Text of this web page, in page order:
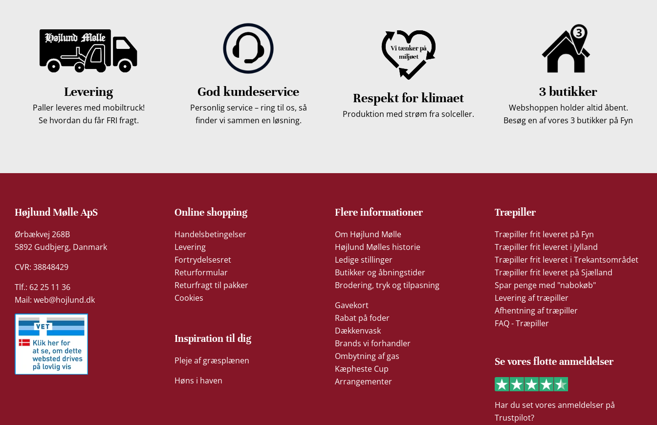
Levering
Paller leveres med mobiltruck!
Se hvordan du får FRI fragt.
God kundeservice
Personlig service – ring til os, så
finder vi sammen en løsning.
Respekt for klimaet
Produktion med strøm fra solceller.
3 butikker
Webshoppen holder altid åbent.
Besøg en af vores 3 butikker på Fyn
Højlund Mølle ApS
Ørbækvej 268B
5892 Gudbjerg, Danmark
CVR: 38848429
Tlf.: 62 25 11 36
Mail: web@hojlund.dk
Online shopping
Handelsbetingelser
Levering
Fortrydelsesret
Returformular
Returfragt til pakker
Cookies
Inspiration til dig
Pleje af græsplænen
Høns i haven
Flere informationer
Om Højlund Mølle
Højlund Mølles historie
Ledige stillinger
Butikker og åbningstider
Brodering, tryk og tilpasning
Gavekort
Rabat på foder
Dækkenvask
Brands vi forhandler
Ombytning af gas
Kæpheste Cup
Arrangementer
Træpiller
Træpiller frit leveret på Fyn
Træpiller frit leveret i Jylland
Træpiller frit leveret i Trekantsområdet
Træpiller frit leveret på Sjælland
Spar penge med "nabokøb"
Levering af træpiller
Afhentning af træpiller
FAQ - Træpiller
Se vores flotte anmeldelser
Har du set vores anmeldelser på
Trustpilot?